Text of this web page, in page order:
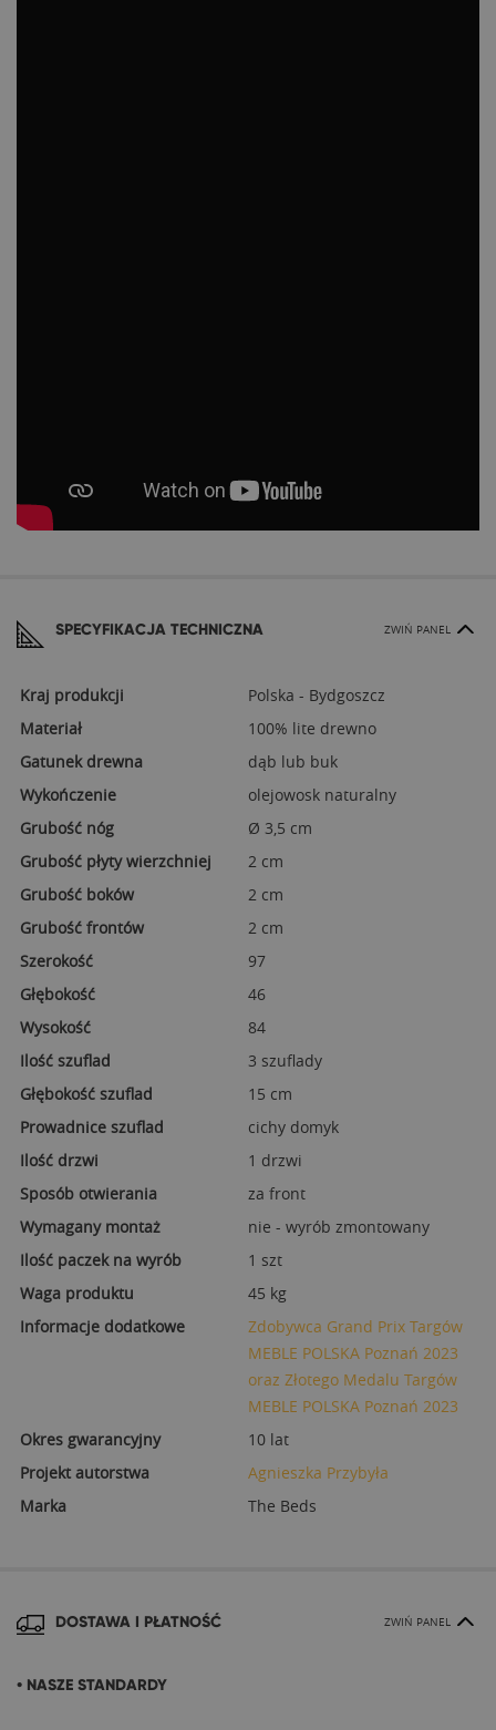
SPECYFIKACJA TECHNICZNA ZWIŃ PANEL
Kraj produkcji
Polska - Bydgoszcz
Materiał
100% lite drewno
Gatunek drewna
dąb lub buk
Wykończenie
olejowosk naturalny
Grubość nóg
Ø 3,5 cm
Grubość płyty wierzchniej
2 cm
Grubość boków
2 cm
Grubość frontów
2 cm
Szerokość
97
Głębokość
46
Wysokość
84
Ilość szuflad
3 szuflady
Głębokość szuflad
15 cm
Prowadnice szuflad
cichy domyk
Ilość drzwi
1 drzwi
Sposób otwierania
za front
Wymagany montaż
nie - wyrób zmontowany
Ilość paczek na wyrób
1 szt
Waga produktu
45 kg
Informacje dodatkowe
Zdobywca Grand Prix Targów
MEBLE POLSKA Poznań 2023
oraz Złotego Medalu Targów
MEBLE POLSKA Poznań 2023
Okres gwarancyjny
10 lat
Projekt autorstwa
Agnieszka Przybyła
Marka
The Beds
DOSTAWA I PŁATNOŚĆ ZWIŃ PANEL
• NASZE STANDARDY